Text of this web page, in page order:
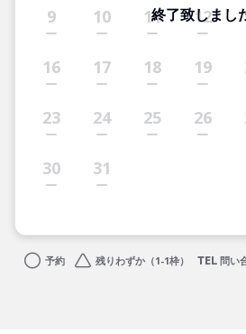
9 10 11 12
16 17 18 19
23 24 25 26
30 31
終了致しまし
予約 残りわずか（1-1枠） 問い